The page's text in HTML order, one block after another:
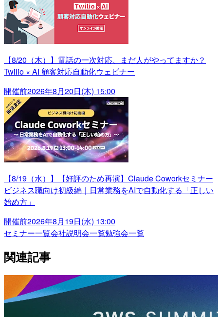
【8/20（木）】電話の一次対応、まだ人がやってますか？
Twilio × AI 顧客対応自動化ウェビナー
開催前2026年8月20日(木) 15:00
【8/19（水）】【好評のため再演】Claude Coworkセミナー
ビジネス職向け初級編｜日常業務をAIで自動化する「正しい
始め方」
開催前2026年8月19日(水) 13:00
セミナー一覧会社説明会一覧勉強会一覧
関連記事